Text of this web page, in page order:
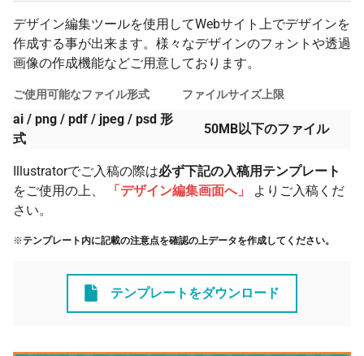
デザイン編集ツールを使用してWebサイト上でデザインを
作成する事が出来ます。様々なデザインのフォントや透過
画像の作成機能などご用意しております。
ご使用可能なファイル形式
ai / png / pdf / jpeg / psd 形
式
ファイルサイズ上限
50MB以下のファイル
Illustratorでご入稿の際は必ず下記の入稿用テンプレート
をご使用の上、
「デザイン編集画面へ」
よりご入稿くだ
さい。
※テンプレート内に記載の注意点を確認の上データを作成してください。
テンプレートをダウンロード